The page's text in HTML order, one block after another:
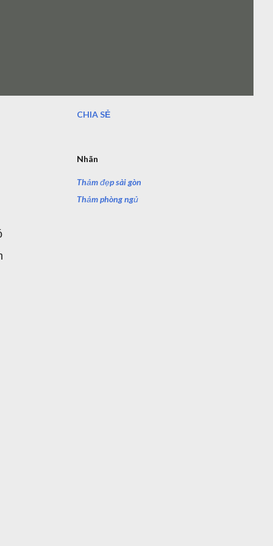
CHIA SẺ
Nhãn
Thảm đẹp sài gòn
Thảm phòng ngủ